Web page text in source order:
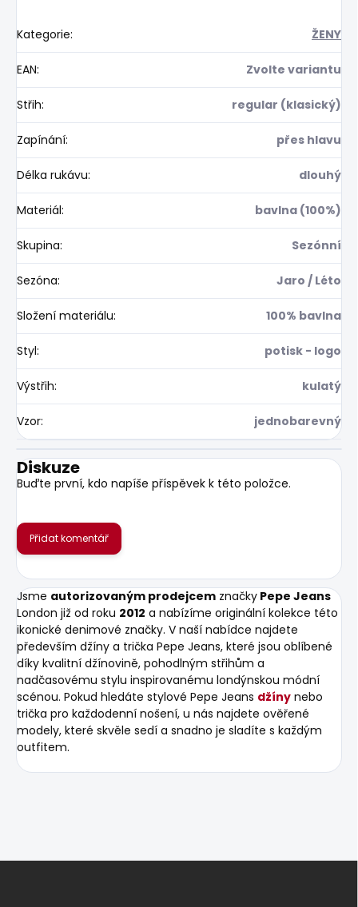
Kategorie: ŽENY
EAN: Zvolte variantu
Střih: regular (klasický)
Zapínání: přes hlavu
Délka rukávu: dlouhý
Materiál: bavlna (100%)
Skupina: Sezónní
Sezóna: Jaro / Léto
Složení materiálu: 100% bavlna
Styl: potisk - logo
Výstřih: kulatý
Vzor: jednobarevný
Diskuze
Buďte první, kdo napíše příspěvek k této položce.
Přidat komentář
Jsme autorizovaným prodejcem značky Pepe Jeans
London již od roku 2012 a nabízíme originální kolekce této
ikonické denimové značky. V naší nabídce najdete
především džíny a trička Pepe Jeans, které jsou oblíbené
díky kvalitní džínovině, pohodlným střihům a
nadčasovému stylu inspirovanému londýnskou módní
scénou. Pokud hledáte stylové Pepe Jeans džíny nebo
trička pro každodenní nošení, u nás najdete ověřené
modely, které skvěle sedí a snadno je sladíte s každým
outfitem.
Z